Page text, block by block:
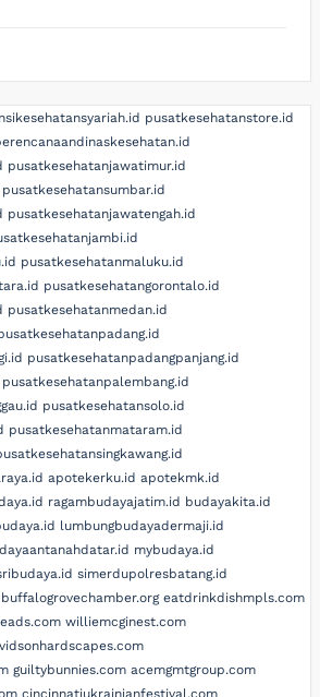
pusatkesehatanstore.id
pusatkesehatanjawatimur.id
pusatkesehatansumbar.id
pusatkesehatanjawatengah.id
pusatkesehatanmaluku.id
pusatkesehatangorontalo.id
pusatkesehatanmedan.id
pusatkesehatanpadangpanjang.id
pusatkesehatanpalembang.id
pusatkesehatansolo.id
pusatkesehatanmataram.id
apotekerku.id apotekmk.id
ragambudayajatim.id budayakita.id
lumbungbudayadermaji.id
mybudaya.id
simerdupolresbatang.id
buffalogrovechamber.org eatdrinkdishmpls.com
williemcginest.com
guiltybunnies.com acemgmtgroup.com
cincinnatiukrainianfestival.com